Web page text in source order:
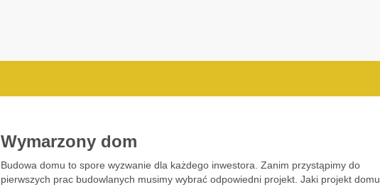
Wymarzony dom
Budowa domu to spore wyzwanie dla każdego inwestora. Zanim przystąpimy do
pierwszych prac budowlanych musimy wybrać odpowiedni projekt. Jaki projekt domu